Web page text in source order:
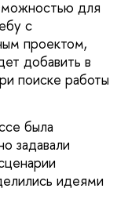
для
с
проектом,
добавить в
поиске работы
была
задавали
идеями